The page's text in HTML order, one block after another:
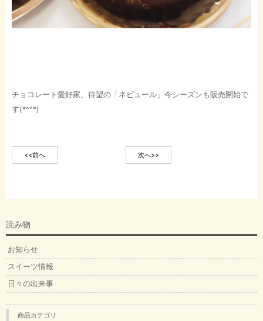
チョコレート愛好家、待望の「ネビュール」今シーズンも販売開始で
す(*^^*)
<<前へ 次へ>>
読み物
お知らせ
スイーツ情報
日々の出来事
商品カテゴリ